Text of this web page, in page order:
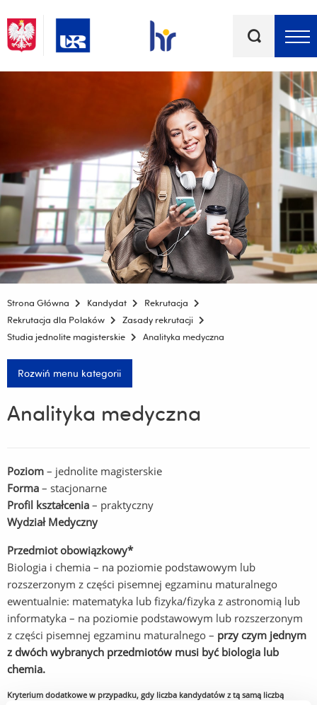
kluczowe
Strona Główna Kandydat
Rekrutacja
Rekrutacja dla Polaków
Zasady rekrutacji
Studia jednolite magisterskie
Analityka medyczna
Rozwiń menu kategorii
Analityka medyczna
Poziom – jednolite magisterskie
Forma – stacjonarne
Profil kształcenia – praktyczny
Wydział Medyczny
Przedmiot obowiązkowy*
Biologia i chemia – na poziomie podstawowym lub
rozszerzonym z części pisemnej egzaminu maturalnego
ewentualnie: matematyka lub fizyka/fizyka z astronomią lub
informatyka – na poziomie podstawowym lub rozszerzonym
z części pisemnej egzaminu maturalnego – przy czym jednym
z dwóch wybranych przedmiotów musi być biologia lub
chemia.
Kryterium dodatkowe w przypadku, gdy liczba kandydatów z tą samą liczbą